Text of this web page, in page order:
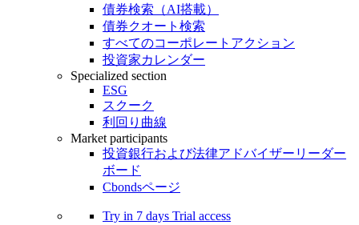
債券検索（AI搭載）
債券クオート検索
すべてのコーポレートアクション
投資家カレンダー
Specialized section
ESG
スクーク
利回り曲線
Market participants
投資銀行および法律アドバイザーリーダー
ボード
Cbondsページ
Try in 7 days Trial access